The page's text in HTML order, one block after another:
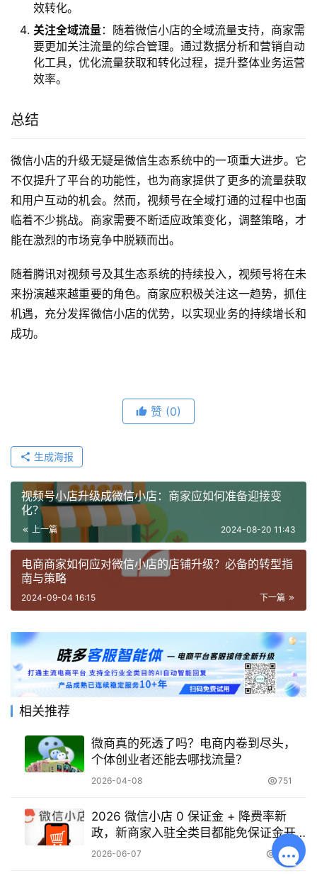
效转化。
关注全域流量：随着微信小店的全域流量支持，商家需
要更加关注流量的综合管理。通过数据分析和营销自动
化工具，优化流量获取和转化过程，提升整体业务运营
效率。
总结
微信小店的升级无疑是微信生态系统中的一项重大进步。它
不仅提升了平台的功能性，也为商家提供了更多的流量获取
和用户互动的机会。然而，视频号在全域打通的过程中也面
临着不少挑战。商家需要不断适应政策变化，调整策略，才
能在激烈的市场竞争中脱颖而出。
随着腾讯对视频号及其生态系统的持续投入，视频号将在未
来扮演越来越重要的角色。商家应积极关注这一趋势，抓住
机遇，充分发挥微信小店的优势，以实现业务的持续增长和
成功。
赞 (0)
生成海报
视频号小店升级成微信小店：商家应如何准备迎接变
化？
上一篇 2024-08-20 11:43
电商商家如何应对微信小店的店铺升级？必备的转型指
南与策略
下一篇
2024-09-04 16:15
相关推荐
微商真的死透了吗？电商内卷到尽头，
个体创业者还能去哪找流量？
2026-04-08 751
2026 微信小店 0 保证金 + 降费率新
政，新商家入驻全类目都能免保证金开
店吗？
2026-06-07 832